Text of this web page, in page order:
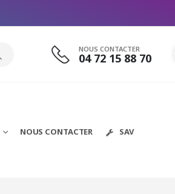
NOUS CONTACTER
04 72 15 88 70
NOUS CONTACTER SAV